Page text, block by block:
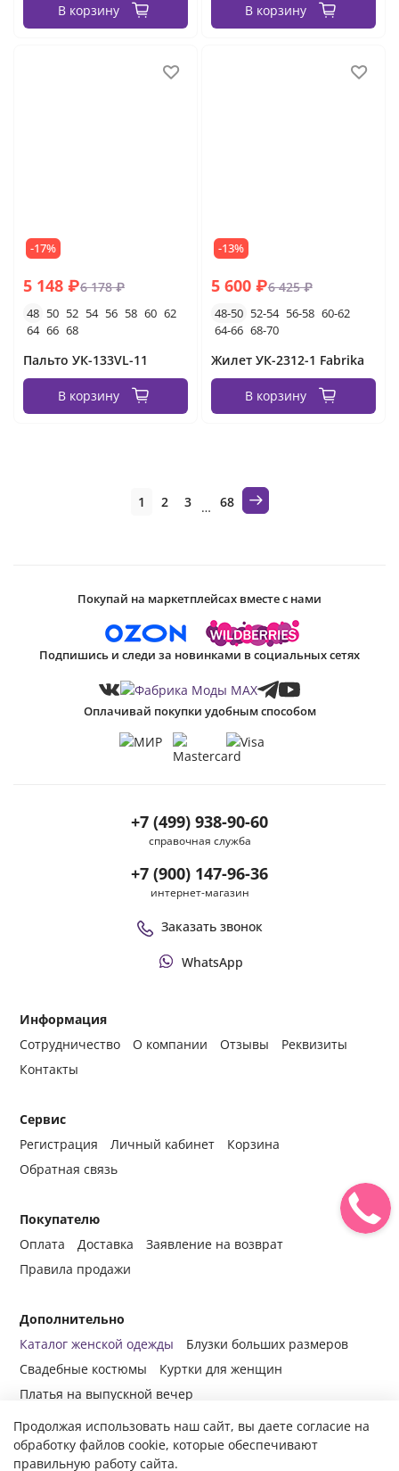
В корзину В корзину
-17%
5 148 ₽6 178 ₽
48 50 52 54 56 58 60 62
64 66 68
Пальто УК-133VL-11
В корзину
-13%
5 600 ₽6 425 ₽
48-50 52-54 56-58 60-62
64-66 68-70
Жилет УК-2312-1 Fabrika
В корзину
1 2 3 … 68
Информация
Сотрудничество
О компании Отзывы
Реквизиты
Контакты
Сервис
Регистрация
Личный кабинет
Корзина
Обратная связь
Покупателю
Оплата
Доставка
Заявление на возврат
Правила продажи
Дополнительно
Каталог женской одежды
Блузки больших размеров
Свадебные костюмы
Куртки для женщин
Платья на выпускной вечер
+7 (499) 938-90-60
справочная служба
+7 (900) 147-96-36
интернет-магазин
Заказать звонок
WhatsApp
Покупай на маркетплейсах вместе с нами
Подпишись и следи за новинками в социальных сетях
Оплачивай покупки удобным способом
© 2014-2024 Все права защищены.
Продолжая использовать наш сайт, вы даете согласие на
обработку файлов cookie, которые обеспечивают
правильную работу сайта.